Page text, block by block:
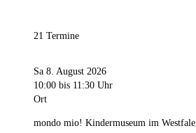
21 Termine
Sa 8. August 2026
10:00 bis 11:30 Uhr
Ort
mondo mio! Kindermuseum im